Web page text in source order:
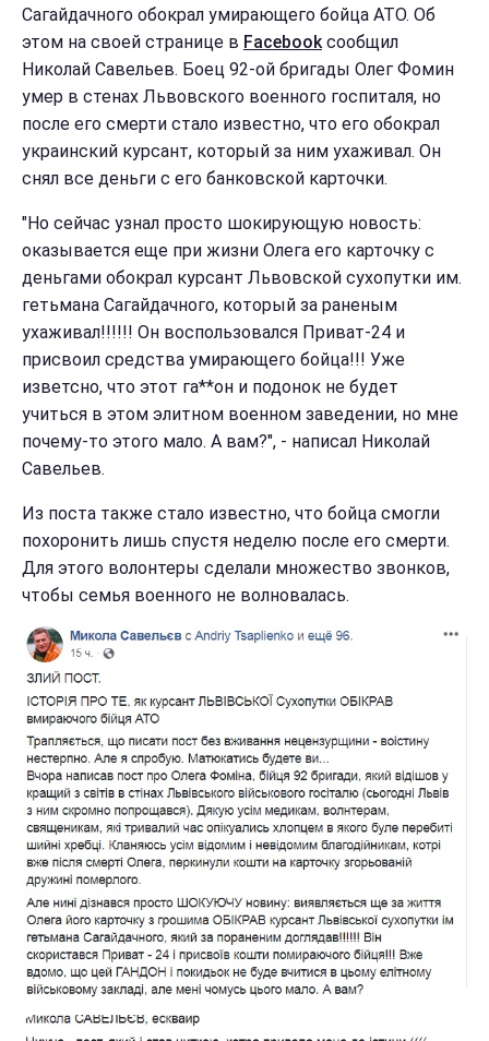
Сагайдачного обокрал умирающего бойца АТО. Об
этом на своей странице в Facebookсообщил
Николай Савельев. Боец 92-ой бригады Олег Фомин
умер в стенах Львовского военного госпиталя, но
после его смерти стало известно, что его обокрал
украинский курсант, который за ним ухаживал. Он
снял все деньги с его банковской карточки.
"Но сейчас узнал просто шокирующую новость:
оказывается еще при жизни Олега его карточку с
деньгами обокрал курсант Львовской сухопутки им.
гетьмана Сагайдачного, который за раненым
ухаживал!!!!!! Он воспользовался Приват-24 и
присвоил средства умирающего бойца!!! Уже
изветсно, что этот га**он и подонок не будет
учиться в этом элитном военном заведении, но мне
почему-то этого мало. А вам?", - написал Николай
Савельев.
Из поста также стало известно, что бойца смогли
похоронить лишь спустя неделю после его смерти.
Для этого волонтеры сделали множество звонков,
чтобы семья военного не волновалась.